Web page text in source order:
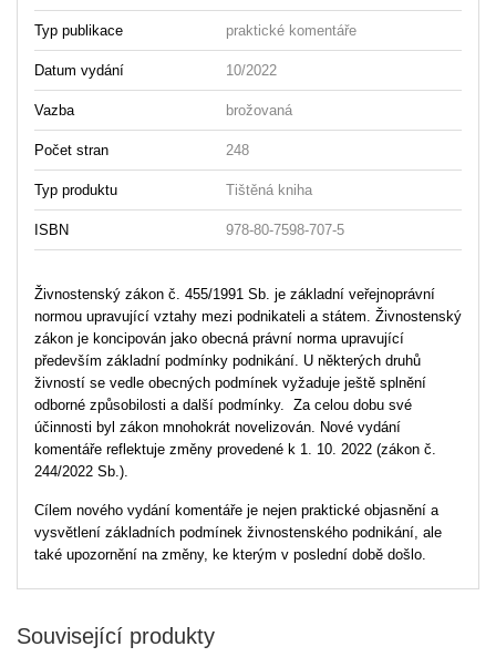
Typ publikace praktické komentáře
Datum vydání 10/2022
Vazba brožovaná
Počet stran 248
Typ produktu Tištěná kniha
ISBN 978-80-7598-707-5
Živnostenský zákon č. 455/1991 Sb. je základní veřejnoprávní
normou upravující vztahy mezi podnikateli a státem. Živnostenský
zákon je koncipován jako obecná právní norma upravující
především základní podmínky podnikání. U některých druhů
živností se vedle obecných podmínek vyžaduje ještě splnění
odborné způsobilosti a další podmínky. Za celou dobu své
účinnosti byl zákon mnohokrát novelizován. Nové vydání
komentáře reflektuje změny provedené k 1. 10. 2022 (zákon č.
244/2022 Sb.).
Cílem nového vydání komentáře je nejen praktické objasnění a
vysvětlení základních podmínek živnostenského podnikání, ale
také upozornění na změny, ke kterým v poslední době došlo.
Související produkty